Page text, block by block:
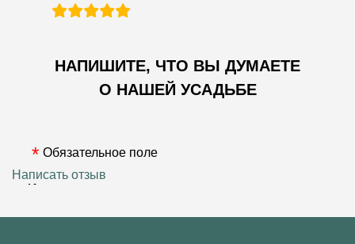
НАПИШИТЕ, ЧТО ВЫ ДУМАЕТЕ
О НАШЕЙ УСАДЬБЕ
Обязательное поле
Имя
Написать отзыв